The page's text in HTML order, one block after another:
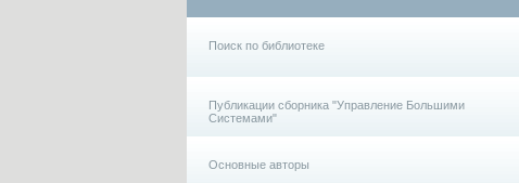
Поиск по библиотеке
Публикации сборника "Управление Большими
Системами"
Основные авторы